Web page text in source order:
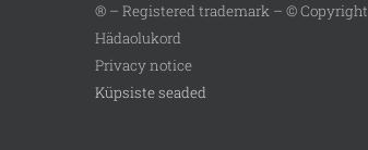
® – Registered trademark – © Copyright
Hädaolukord
Privacy notice
Küpsiste seaded